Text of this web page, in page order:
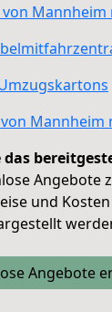
Mannheim
Mannheim
Angebote
und
Angebote